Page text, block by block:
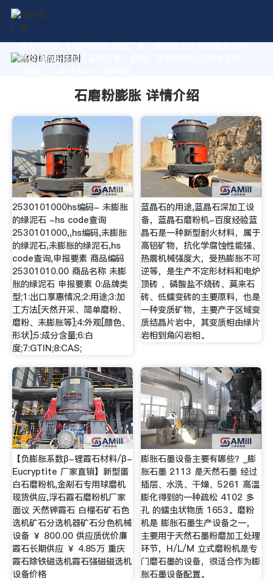
作为专业的 石磨粉膨胀 制造厂家，我们致力于为您量身定制
高价值的粉体加工系统方案。获取厂家直销报价及技术支持，
石磨粉膨胀 详情介绍
2530101000hs编码- 未膨胀
的绿泥石 -hs code查询
2530101000,,hs编码,未膨胀
的绿泥石,未膨胀的绿泥石,hs
code查询,申报要素 商品编码
25301010.00 商品名称 未膨
胀的绿泥石 申报要素 0:品牌类
型;1:出口享惠情况;2:用途;3:加
工方法[天然开采、简单磨粉、
磨粉、未膨胀等];4:外观[颜色、
形状];5:成分含量;6:白
度;7:GTIN;8:CAS;
蓝晶石的用途,蓝晶石深加工设
备，蓝晶石磨粉机-百度经验蓝
晶石是一种新型耐火材料，属于
高铝矿物，抗化学腐蚀性能强、
热震机械强度大，受热膨胀不可
逆等，是生产不定形材料和电炉
顶砖 、磷酸盐不烧砖、莫来石
砖、低蠕变砖的主要原料，也是
一种变质矿物，主要产于区域变
质结晶片岩中，其变质相由绿片
岩相到角闪岩相。
【负膨胀系数β-锂霞石材料/β-
Eucryptite 厂家直销】新型蛋
白石磨粉机,金剐石专用球磨机
现货供应,浮石霞石磨粉机厂家
面议 天然钾霞石 白榴石矿石色
选机矿石分选机器矿石分色机械
设备 ￥ 800.00 供应质优价廉
霞石长期供应 ￥ 4.85万 重庆
霞石除铁磁选机霞石强磁磁选机
设备价格
膨胀石墨设备主要有哪些？_膨
胀石墨 2113 是天然石墨 经过
插层、水洗、干燥、5261 高温
膨化得到的一种疏松 4102 多
孔 的蠕虫状物质 1653。磨粉
机是 膨胀石墨生产设备之一，
主要用于天然石墨粉磨加工处理
环节，H/L/M 立式磨粉机是专
门磨石墨的设备，很适合作为膨
胀石墨设备配置。